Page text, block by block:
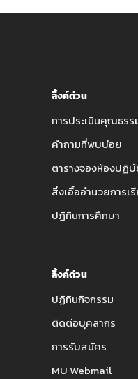
ลิ้งค์ด่วน
การประเมินคุณธรร
คำถามที่พบบ่อย
ตารางจองห้องปฏิ
สิ่งเอื้ออำนวยการเ
ปฏิทินการศึกษา
ลิ้งค์ด่วน
ปฏิทินกิจกรรม
ติดต่อบุคลากร
การรับสมัคร
MU Webmail